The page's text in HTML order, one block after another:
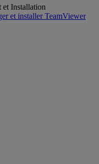
et Installation
et installer TeamViewer